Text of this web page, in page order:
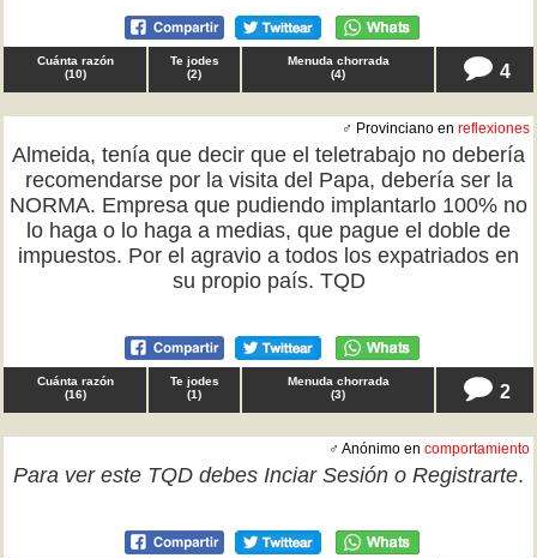
Cuánta razón
(10)
Te jodes
(2)
Menuda chorrada
(4) 4
♂ Provinciano en reflexiones
Almeida, tenía que decir que el teletrabajo no debería
recomendarse por la visita del Papa, debería ser la
NORMA. Empresa que pudiendo implantarlo 100% no
lo haga o lo haga a medias, que pague el doble de
impuestos. Por el agravio a todos los expatriados en
su propio país. TQD
Cuánta razón
(16)
Te jodes
(1)
Menuda chorrada
(3) 2
♂ Anónimo en comportamiento
Para ver este TQD debes Inciar Sesión o Registrarte.